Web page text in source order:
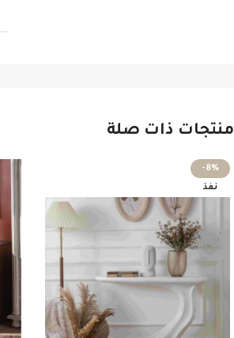
منتجات ذات صلة
-8%
نفذ